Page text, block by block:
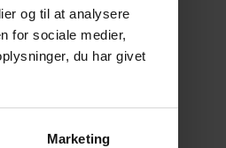
og til at analysere
for sociale medier,
du har givet
Marketing